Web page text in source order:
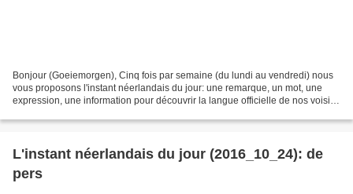
Bonjour (Goeiemorgen), Cinq fois par semaine (du lundi au vendredi) nous
vous proposons l'instant néerlandais du jour: une remarque, un mot, une
expression, une information pour découvrir la langue officielle de nos voisins
L'instant néerlandais du jour (2016_10_24): de
pers